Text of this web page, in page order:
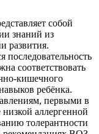
собой
знаний из
развития.
соответствовать
кишечного
ребёнка.
первыми в
аллергенной
толерантности